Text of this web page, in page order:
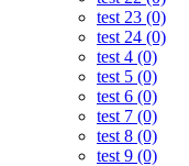
test 23 (0)
test 24 (0)
test 4 (0)
test 5 (0)
test 6 (0)
test 7 (0)
test 8 (0)
test 9 (0)